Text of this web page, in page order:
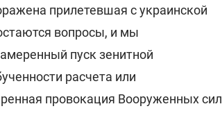
прилетевшая с украинской
вопросы, и мы
пуск зенитной
расчета или
провокация Вооруженных сил